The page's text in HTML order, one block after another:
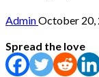
AdminOctober 20,
Spread the love